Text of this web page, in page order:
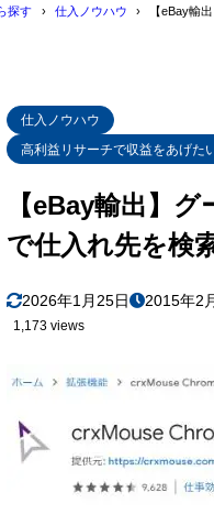
探す 仕入ノウハウ 【eBay輸
仕入ノウハウ
高利益リサーチで収益をあげた
【eBay輸出】
で仕入れ先を検
2026年1月25日 2015年2
1,173 views